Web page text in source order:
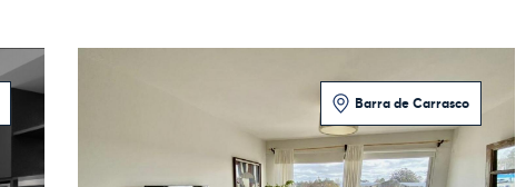
Barra de Carrasco
2 Dormitorios